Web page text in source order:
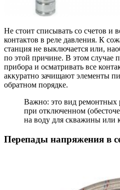
Не стоит списывать со счетов и
контактов в реле давления. К
станция не выключается или,
по этой причине. В этом случае
прибора и осматривать все
аккуратно зачищают элементы
обратном порядке.
Важно: это вид ремонтных
при отключенном
на воду для скважины или
Перепады напряжения в